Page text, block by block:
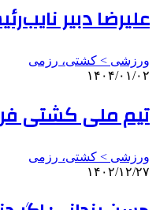
علیرضا دبیر
ورزشی > کشتی، رزمی
۱۴۰۴/۰۱/۰۲
تیم ملی کشتی
ورزشی > کشتی، رزمی
۱۴۰۲/۱۲/۲۷